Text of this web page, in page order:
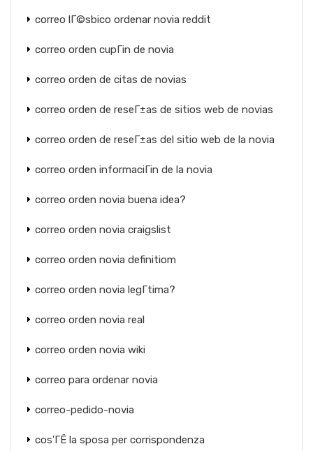
correo lГ©sbico ordenar novia reddit
correo orden cupГіn de novia
correo orden de citas de novias
correo orden de reseГ±as de sitios web de novias
correo orden de reseГ±as del sitio web de la novia
correo orden informaciГіn de la novia
correo orden novia buena idea?
correo orden novia craigslist
correo orden novia definitiom
correo orden novia legГ­tima?
correo orden novia real
correo orden novia wiki
correo para ordenar novia
correo-pedido-novia
cos'ГЁ la sposa per corrispondenza